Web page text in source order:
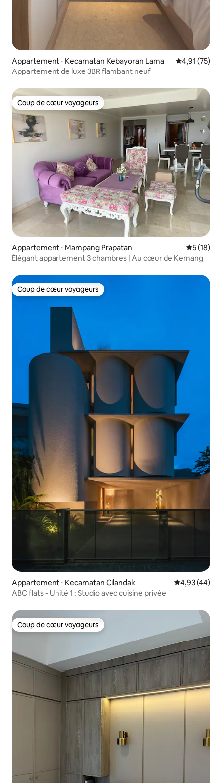
Appartement ⋅ Kecamatan Kebayoran Lama Évaluation
4,91 (75)
Appartement de luxe 3BR flambant neuf
Coup de cœur voyageurs
Coup de cœur voyageurs
Appartement ⋅ Mampang Prapatan
5 (18)
Élégant appartement 3 chambres | Au cœur de Kemang
Coup de cœur voyageurs
Coup de cœur voyageurs
Appartement ⋅ Kecamatan Cilandak Évaluation
4,93 (44)
ABC flats - Unité 1 : Studio avec cuisine privée
Coup de cœur voyageurs
Coup de cœur voyageurs